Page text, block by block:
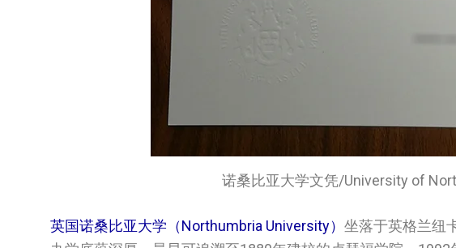
诺桑比亚大学文凭/University of
英国诺桑比亚大学（Northumbria University） 坐落于英格兰纽